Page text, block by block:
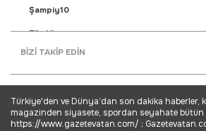
Şampiy10
Fikstür
Puan Durumu
Yaşam Haberleri
Ekonomi Haberleri
BİZİ TAKİP EDİN
Türkiye'den ve Dünya’dan son dakika haberler,
magazinden siyasete, spordan seyahate bütün
https://www.gazetevatan.com/ ;